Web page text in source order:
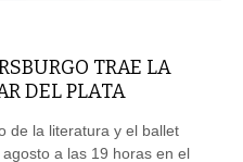
TRAE LA
DEL PLATA
de la literatura y el ballet
a las 19 horas en el